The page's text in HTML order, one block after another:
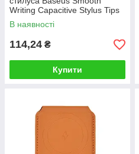
Writing Capacitive Stylus Tips
Moon White（2pcs）
В наявності
114,24 ₴
Купити